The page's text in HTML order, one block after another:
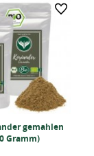
gemahlen
Gramm)